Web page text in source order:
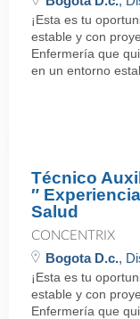
¡Esta es tu
estable y con
Enfermería que
en un entorno
Técnico
″
Salud
CONCENTRIX
Bogota D.c.,
¡Esta es tu
estable y con
Enfermería que